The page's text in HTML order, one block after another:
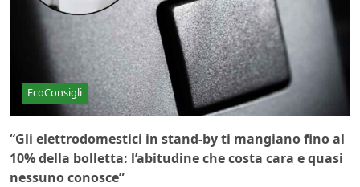
EcoConsigli
“Gli elettrodomestici in stand-by ti mangiano fino al
10% della bolletta: l’abitudine che costa cara e quasi
nessuno conosce”